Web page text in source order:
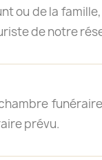
ou de la
de notre
prévu.